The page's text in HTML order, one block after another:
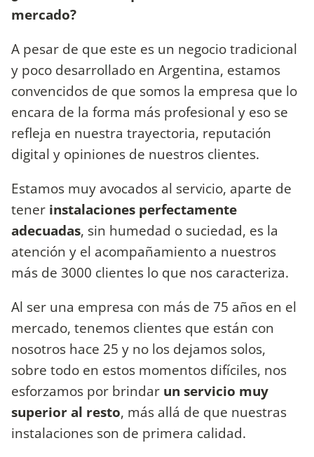
mercado?
A pesar de que este es un negocio tradicional
y poco desarrollado en Argentina, estamos
convencidos de que somos la empresa que lo
encara de la forma más profesional y eso se
refleja en nuestra trayectoria, reputación
digital y opiniones de nuestros clientes.
Estamos muy avocados al servicio, aparte de
tener instalaciones perfectamente
adecuadas, sin humedad o suciedad, es la
atención y el acompañamiento a nuestros
más de 3000 clientes lo que nos caracteriza.
Al ser una empresa con más de 75 años en el
mercado, tenemos clientes que están con
nosotros hace 25 y no los dejamos solos,
sobre todo en estos momentos difíciles, nos
esforzamos por brindar un servicio muy
superior al resto, más allá de que nuestras
instalaciones son de primera calidad.